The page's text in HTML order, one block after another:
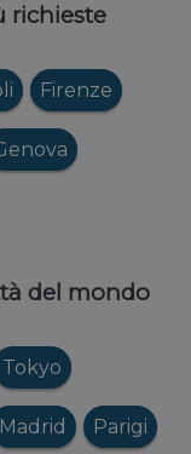
richieste
Firenze
del mondo
Tokyo
Madrid Parigi